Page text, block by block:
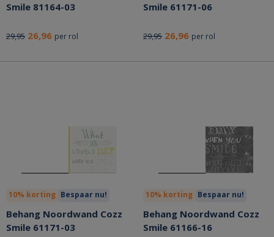
Smile 81164-03
29,95 26,96 per rol
Smile 61171-06
29,95 26,96 per rol
10% korting Bespaar nu!
Behang Noordwand Cozz
Smile 61171-03
10% korting Bespaar nu!
Behang Noordwand Cozz
Smile 61166-16